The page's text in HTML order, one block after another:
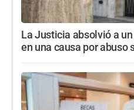
La Justicia absolvió a
en una causa por abuso